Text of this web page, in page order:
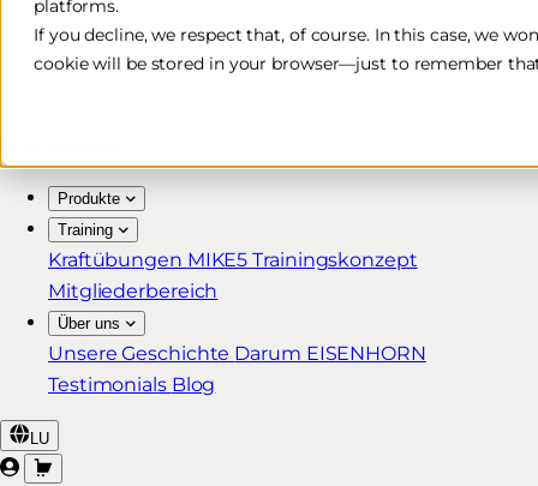
platforms.
If you decline, we respect that, of course. In this case, we
cookie will be stored in your browser—just to remember
Kostenlose & schnelle Lieferung*
30 Tage Rückgaberecht
Produkte
Training
Kraftübungen MIKE5 Trainingskonzept
Mitgliederbereich
Über uns
Unsere Geschichte Darum EISENHORN
Testimonials Blog
LU